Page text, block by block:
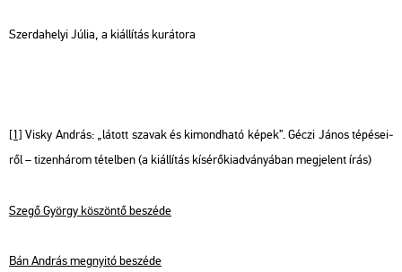
Szer­da­he­lyi Júlia, a ki­ál­lí­tás ku­rá­to­ra
[1] Visky And­rás: „lá­tott sza­vak és ki­mond­ha­tó képek”. Géczi János té­pé­se­i­
ről – ti­zen­há­rom té­tel­ben (a ki­ál­lí­tás kí­sé­rő­ki­ad­vá­nyá­ban meg­je­lent írás)
Szegő György kö­szön­tő be­szé­de
Bán And­rás meg­nyi­tó be­szé­de